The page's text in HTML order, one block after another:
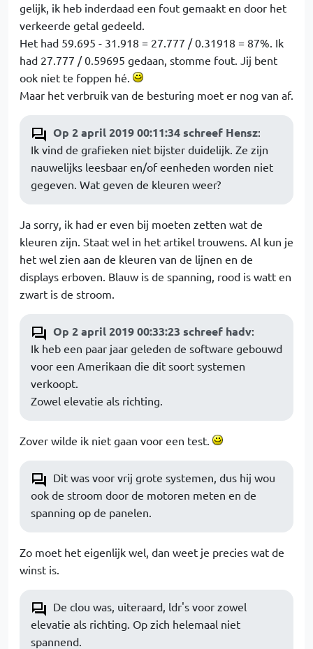
gelijk, ik heb inderdaad een fout gemaakt en door het
verkeerde getal gedeeld.
Het had 59.695 - 31.918 = 27.777 / 0.31918 = 87%. Ik
had 27.777 / 0.59695 gedaan, stomme fout. Jij bent
ook niet te foppen hé.
Maar het verbruik van de besturing moet er nog van af.
Op 2 april 2019 00:11:34 schreef Hensz:
Ik vind de grafieken niet bijster duidelijk. Ze zijn
nauwelijks leesbaar en/of eenheden worden niet
gegeven. Wat geven de kleuren weer?
Ja sorry, ik had er even bij moeten zetten wat de
kleuren zijn. Staat wel in het artikel trouwens. Al kun je
het wel zien aan de kleuren van de lijnen en de
displays erboven. Blauw is de spanning, rood is watt en
zwart is de stroom.
Op 2 april 2019 00:33:23 schreef hadv:
Ik heb een paar jaar geleden de software gebouwd
voor een Amerikaan die dit soort systemen
verkoopt.
Zowel elevatie als richting.
Zover wilde ik niet gaan voor een test.
Dit was voor vrij grote systemen, dus hij wou
ook de stroom door de motoren meten en de
spanning op de panelen.
Zo moet het eigenlijk wel, dan weet je precies wat de
winst is.
De clou was, uiteraard, ldr's voor zowel
elevatie als richting. Op zich helemaal niet
spannend.